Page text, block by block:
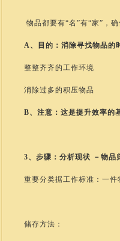
物品都要有“名”有“家”，
A、目的：消除寻找物品的
整整齐齐的工作环境
消除过多的积压物品
B、注意：这是提升效率的
3、步骤：分析现状 －物品
重要分类据工作标准：一
储存方法：